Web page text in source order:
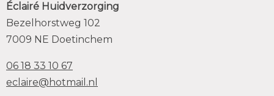
Éclairé Huidverzorging
Bezelhorstweg 102
7009 NE Doetinchem
06 18 33 10 67
eclaire@hotmail.nl